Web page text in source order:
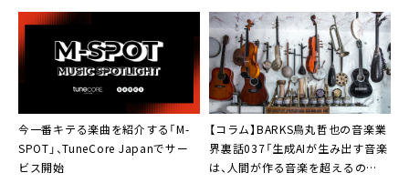
今一番キテる楽曲を紹介する「M-
SPOT」、TuneCore Japanでサー
ビス開始
【コラム】BARKS烏丸哲也の音楽業
界裏話037「生成AIが生み出す音楽
は、人間が作る音楽を超えるの